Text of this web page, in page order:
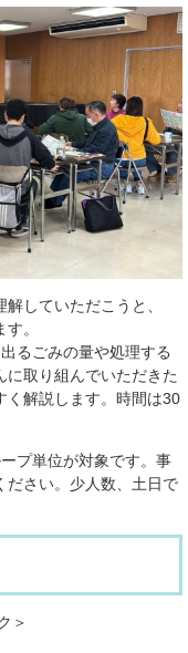
していただこうと、
。
るごみの量や処理する
に取り組んでいただきた
く解説します。時間は30
プ単位が対象です。事
ださい。少人数、土日で
＞